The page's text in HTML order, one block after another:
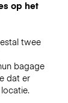
op het
twee
bagage
dat er